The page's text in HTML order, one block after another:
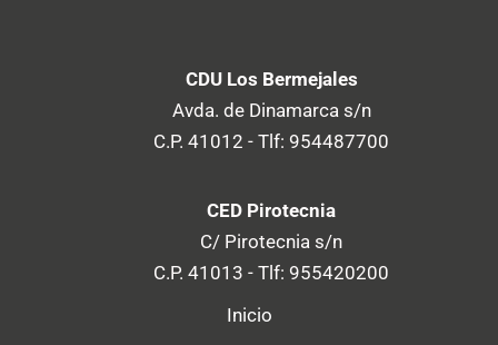
CDU Los Bermejales
Avda. de Dinamarca s/n
C.P. 41012 - Tlf: 954487700
CED Pirotecnia
C/ Pirotecnia s/n
C.P. 41013 - Tlf: 955420200
Inicio